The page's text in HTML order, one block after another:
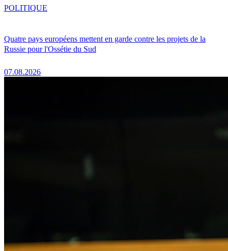
Quatre pays européens mettent en garde contre les projets de la
Russie pour l'Ossétie du Sud
07.08.2026
POLITIQUE